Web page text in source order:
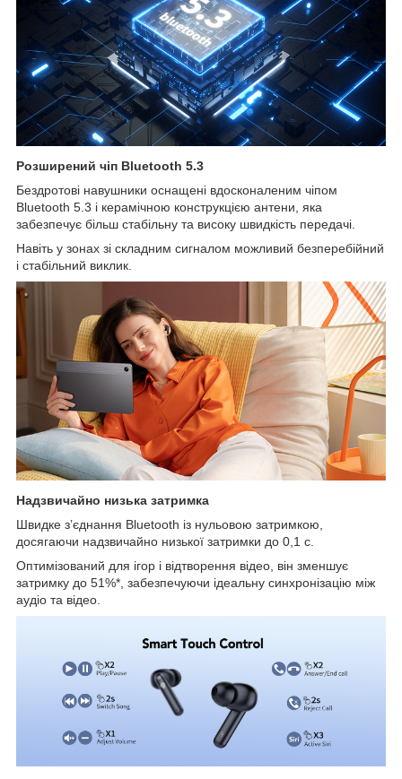
Розширений чіп Bluetooth 5.3
Бездротові навушники оснащені вдосконаленим чіпом
Bluetooth 5.3 і керамічною конструкцією антени, яка
забезпечує більш стабільну та високу швидкість передачі.
Навіть у зонах зі складним сигналом можливий безперебійний
і стабільний виклик.
Надзвичайно низька затримка
Швидке з’єднання Bluetooth із нульовою затримкою,
досягаючи надзвичайно низької затримки до 0,1 с.
Оптимізований для ігор і відтворення відео, він зменшує
затримку до 51%*, забезпечуючи ідеальну синхронізацію між
аудіо та відео.